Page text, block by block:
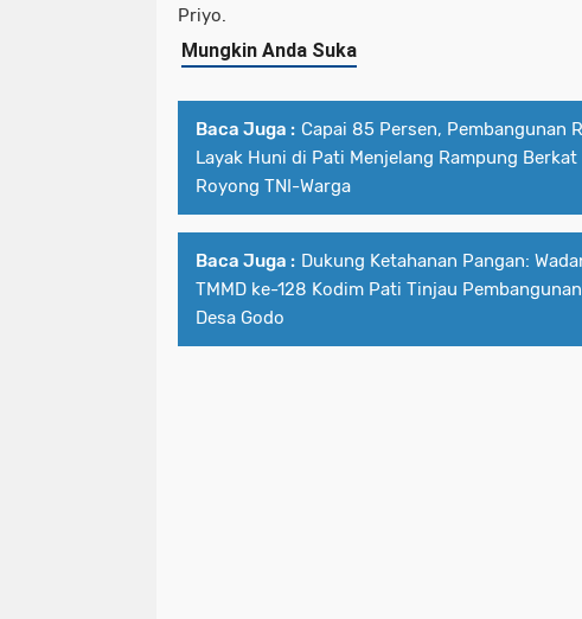
Priyo.
Baca Juga : Capai 85 Persen, Pembangunan
Layak Huni di Pati Menjelang Rampung Berkat
Royong TNI-Warga
Baca Juga : Dukung Ketahanan Pangan:
TMMD ke-128 Kodim Pati Tinjau
Desa Godo